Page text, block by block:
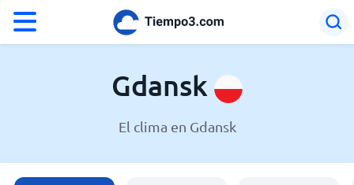
Polonia
Gdansk
El clima en Gdansk